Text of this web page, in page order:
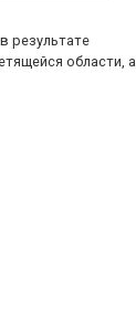
результате
области, а